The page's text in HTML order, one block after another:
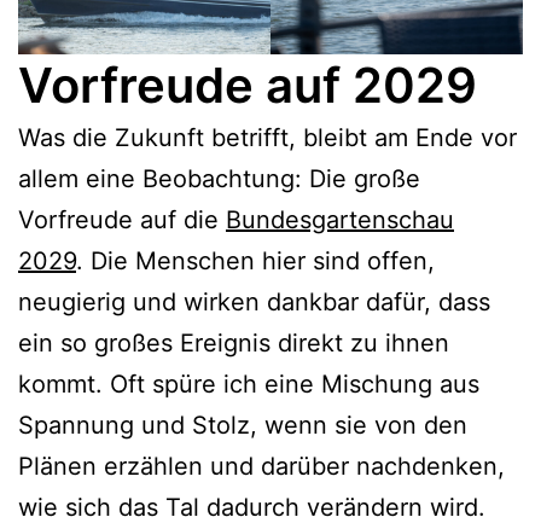
Vorfreude auf 2029
Was die Zukunft betrifft, bleibt am Ende vor
allem eine Beobachtung: Die große
Vorfreude auf die Bundesgartenschau
2029. Die Menschen hier sind offen,
neugierig und wirken dankbar dafür, dass
ein so großes Ereignis direkt zu ihnen
kommt. Oft spüre ich eine Mischung aus
Spannung und Stolz, wenn sie von den
Plänen erzählen und darüber nachdenken,
wie sich das Tal dadurch verändern wird.